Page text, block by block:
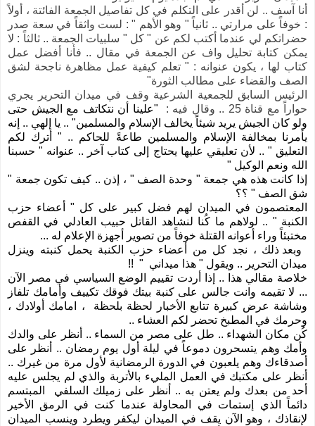
أنا آسف .. لن أقدر على التكلم في كل تفاصيل الجمعة الفائتة ، أولاً
: خوفاً على مرارتي .. ثانياً " وهو الأهم " : لست واثقاً في سعة صدر
حضراتكم لي عندما أكتب لكم عن " كل " سلبيات الجمعة .. ثالثاً : لا
يمكن كتابة تحليل واف عن الجمعة في مقال .. فأنا أفضل عمل
كتاب لها ، يكون عنوانه : " تعلم كيفية عمل مظاهرة ناجحة لشق
الصف والقضاء على مطالب الثورة"
الرئيس السابق للجمعية الشرعية وقف في ميدان التحرير يجري
حواراً مع قناة 25 .. وقال فيه :
"علينا أن نتكاتف مع الجيش حتى
ولو كان الجيش يريد شيئاً يخالف الإسلام والمسلمين" .. يا إلهي .. إنه
يأمرنا بمخالفة الإسلام والمسلمين طاعةً للحاكم .. " أترك لكم
التعليق " .. لأن تعليقي عليها يحتاج إلى كتاب آخر .. عنوانه " حسبنا
الله ونعم الوكيل "
إذا كانت هذه هي جمعة " وحدة الصف " ، إذن .. كيف تكون جمعة "
شق الصف " ؟؟
المعتصمون في الميدان لهم فضل كبير على كل " أعضاء حزب
الكنبة " .. لولاهم ما كُنا لنشاهد القاتل حبيب العادلي في القفص
مختبئاً وراء أعوانه القتلة خوفاً من تصوير أجهزة الإعلام له ...
وبعد ذلك ، نجد كل من أعضاء حزب الكنبة يحمل كنبته وينزل
ميدان التحرير .. ويقول " هذا ميداني "
!!
خلاصة مقالي هذا .. إذا أردت تقييم الوضع السياسي في مصر الآن
... لا تقيمه وانت جالس على كنبة بيتك فوقك تكييف وأمامك تلفاز
وشاشة عرض كبيرة تتابع الأخبار لحظة بلحظة
، امامك أولادك ،
وحرمك في المطبخ تحضر لكم العشاء ..
كُن مكان الشهداء .. طل على مصر من السماء .. أنظر على والدك
وأمك وهم يتسحرون دموعاً في ليلة أول يوم رمضان .. أنظر على
أصدقاءك وهم يلعبون في الدورة الرمضانية لأول مرة من غيرك ..
أنظر على مكتبك في العمل المليء بالأتربة والذي لم يجلس عليه
أحد من بعدك ولم يعتن به .. أنظر على زميلك السلفي
المبتسم
دائماً الذي إستمات في المحاولة عندما كنت في الرمق الأخير
لإنقاذك ، وهو الآن يقف في الميدان ليكفر ويطرد وينسب الميدان